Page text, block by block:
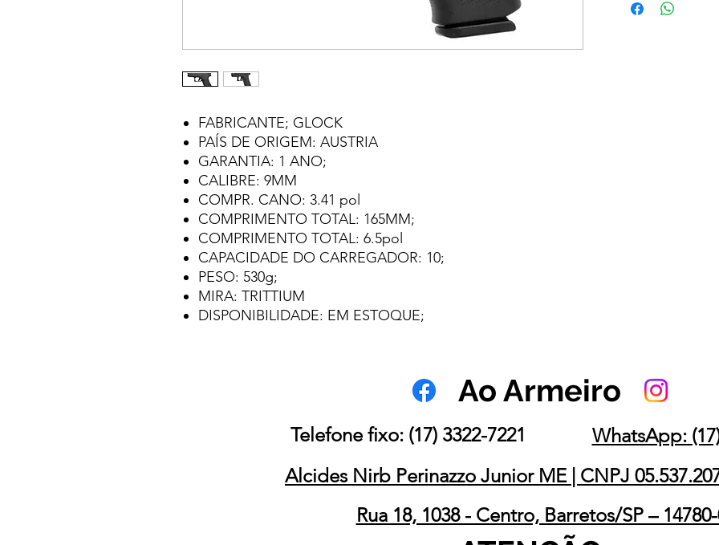
FABRICANTE; GLOCK
PAÍS DE ORIGEM: AUSTRIA
GARANTIA: 1 ANO;
CALIBRE: 9MM
COMPR. CANO: 3.41 pol
COMPRIMENTO TOTAL: 165MM;
COMPRIMENTO TOTAL: 6.5pol
CAPACIDADE DO CARREGADOR: 10;
PESO: 530g;
MIRA: TRITTIUM
DISPONIBILIDADE: EM ESTOQUE;
POR
Ao Armeiro
Telefone fixo: (17) 3322-7221
WhatsApp:
Alcides Nirb Perinazzo Junior ME | CNPJ
Rua 18, 1038 - Centro, Barretos/SP –